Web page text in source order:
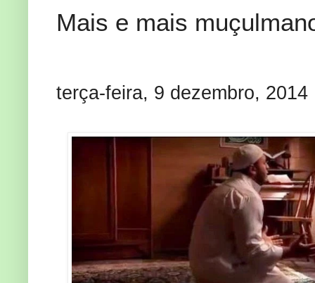
Mais e mais
terça-feira, 9 dezembro, 2014